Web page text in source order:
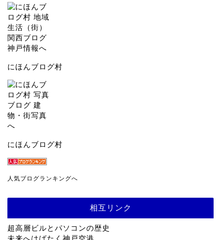
にほんブログ村
にほんブログ村
人気ブログランキングへ
相互リンク
超高層ビルとパソコンの歴史
未来へはばたく神戸空港